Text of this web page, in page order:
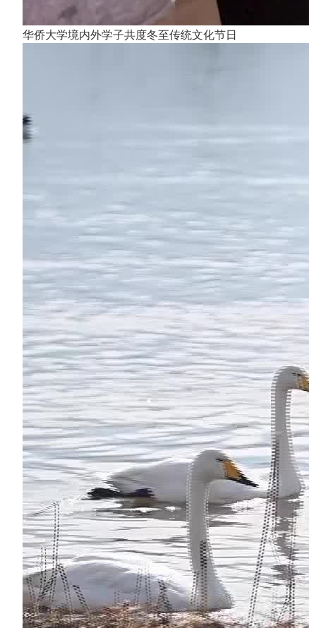
华侨大学境内外学子共度冬至传统文化节日